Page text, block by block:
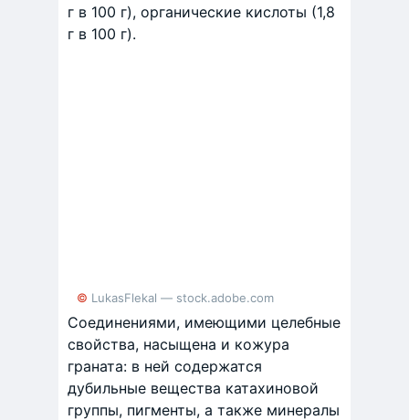
г в 100 г), органические кислоты (1,8
г в 100 г).
© LukasFlekal — stock.adobe.com
Соединениями, имеющими целебные
свойства, насыщена и кожура
граната: в ней содержатся
дубильные вещества катахиновой
группы, пигменты, а также минералы